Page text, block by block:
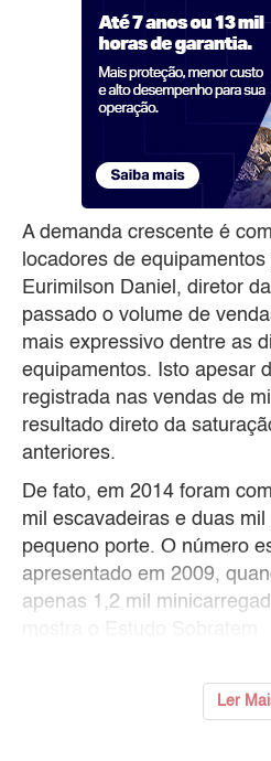
A demanda crescente é
locadores de
Eurimilson Daniel, diretor
passado o volume de
mais expressivo dentre as
equipamentos. Isto apesar
registrada nas vendas de
resultado direto da
anteriores.
De fato, em 2014 foram
mil escavadeiras e duas
pequeno porte. O número
apresentado em 2009,
apenas 1,2 mil
Ler